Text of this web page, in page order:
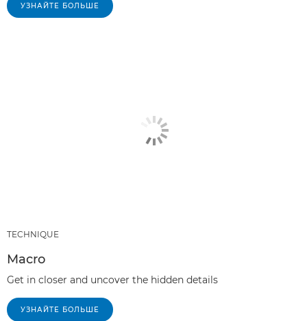
УЗНАЙТЕ БОЛЬШЕ
TECHNIQUE
Macro
Get in closer and uncover the hidden details
УЗНАЙТЕ БОЛЬШЕ